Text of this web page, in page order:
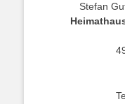
Stefan